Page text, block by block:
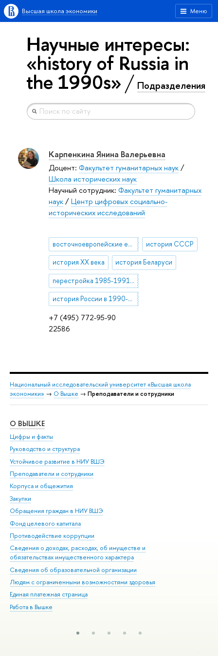
Меню
Высшая школа экономики
Научные интересы:
«history of Russia in
the 1990s» Подразделения
+7 (495) 772-95-90
22586
Карпенкина Янина Валерьевна
Доцент: Факультет гуманитарных наук/
Школа исторических наук
Научный сотрудник: Факультет гуманитарных
наук/Центр цифровых социально-
исторических исследований
восточноевропейские евреи история СССР
история ХХ века история Беларуси
перестройка 1985-1991 гг.
история России в 1990-е гг.
Национальный исследовательский университет «Высшая школа
экономики» → О Вышке → Преподаватели и сотрудники
О ВЫШКЕ
Цифры и факты
Руководство и структура
Устойчивое развитие в НИУ ВШЭ
Преподаватели и сотрудники
Корпуса и общежития
Закупки
Обращения граждан в НИУ ВШЭ
Фонд целевого капитала
Противодействие коррупции
Сведения о доходах, расходах, об имуществе и
обязательствах имущественного характера
Сведения об образовательной организации
Людям с ограниченными возможностями здоровья
Единая платежная страница
Работа в Вышке